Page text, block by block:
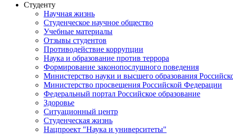
Студенту
Научная жизнь
Студенческое научное общество
Учебные материалы
Отзывы студентов
Противодействие коррупции
Наука и образование против террора
Формирование законопослушного поведения
Министерство науки и высшего образования
Министерство просвещения Российской Федерации
Федеральный портал Российское образование
Здоровье
Ситуационный центр
Студенческая жизнь
Нацпроект "Наука и университеты"